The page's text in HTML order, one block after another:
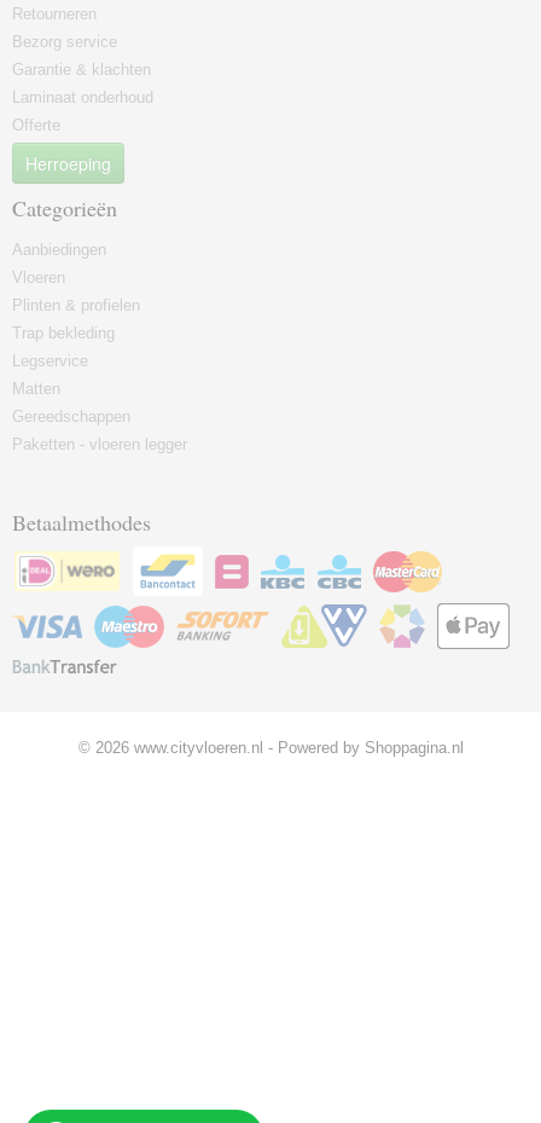
Retourneren
Bezorg service
Garantie & klachten
Laminaat onderhoud
Offerte
Herroeping
Categorieën
Aanbiedingen
Vloeren
Plinten & profielen
Trap bekleding
Legservice
Matten
Gereedschappen
Paketten - vloeren legger
Betaalmethodes
© 2026 www.cityvloeren.nl - Powered by Shoppagina.nl